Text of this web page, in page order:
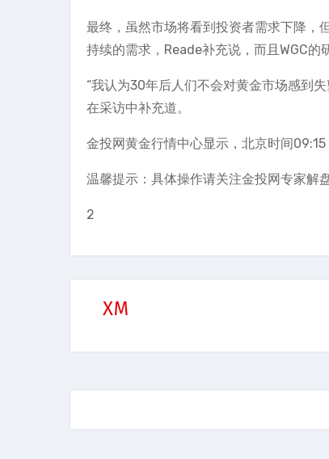
最终，虽然市场将看到投资者需求下降，
持续的需求，Reade补充说，而且WGC的
“我认为30年后人们不会对黄金市场感到
在采访中补充道。
金投网黄金行情中心显示，北京时间
温馨提示：具体操作请关注金投网专家解
2
XM